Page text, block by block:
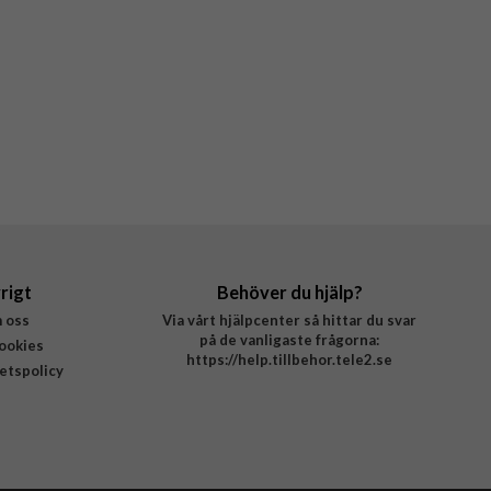
oss
Behöver du hjälp?
Via vårt hjälpcenter så hittar du svar
på de vanligaste frågorna:
https://help.tillbehor.tele2.se